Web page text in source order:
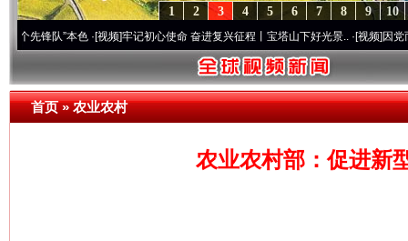
10
9
8
7
6
5
4
3
2
1
”本色·[视频]牢记初心使命 奋进复兴征程丨宝塔山下好光景..·[视频]因党而生 为党
首页»农业农村
农业农村部：促进新